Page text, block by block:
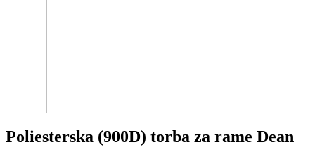
Poliesterska (900D) torba za rame Dean